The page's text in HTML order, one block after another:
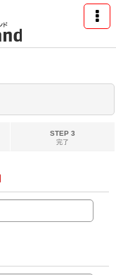
STEP 3
完了